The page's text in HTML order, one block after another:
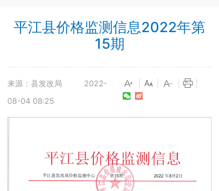
平江县价格监测信息2022年第
15期
来源：县发改局
2022-
08-04 08:25